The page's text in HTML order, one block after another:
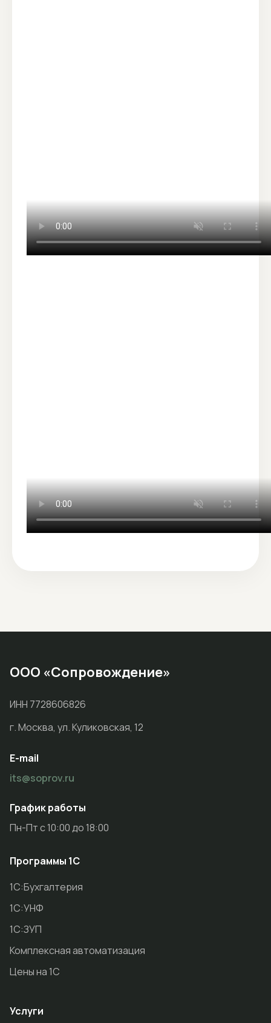
ООО «Сопровождение»
ИНН 7728606826
г. Москва, ул. Куликовская, 12
E-mail
its@soprov.ru
График работы
Пн-Пт с 10:00 до 18:00
Программы 1С
1С:Бухгалтерия
1С:УНФ
1С:ЗУП
Комплексная автоматизация
Цены на 1С
Услуги